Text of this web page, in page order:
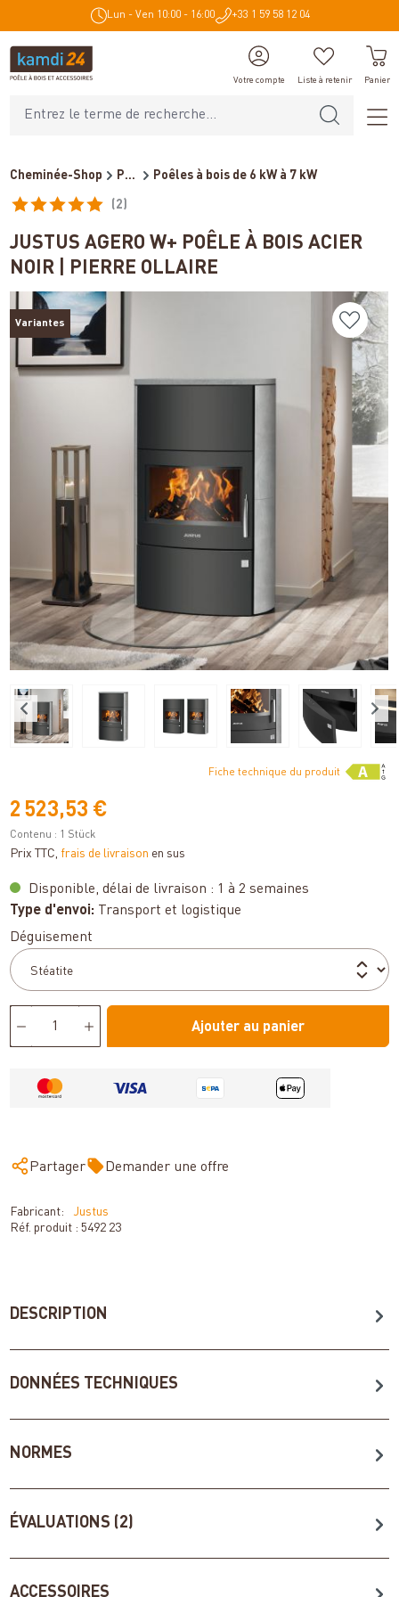
principal Lun - Ven 10:00 - 16:00 +33 1 59 58 12 04
Votre compte Liste à retenir Panier
Cheminée-Shop Poêles et cheminées Poêles à bois de 6 kW à 7 kW
(2)
JUSTUS AGERO W+ POÊLE À BOIS ACIER
NOIR | PIERRE OLLAIRE
Variantes
Fiche technique du produit
2 523,53 €
Contenu : 1 Stück
Prix TTC, frais de livraison en sus
Disponible, délai de livraison : 1 à 2 semaines
Type d'envoi: Transport et logistique
Sélectionnez
Déguisement
Ajouter au panier
Partager Demander une offre
Fabricant:
Justus
Réf. produit :5492 23
DESCRIPTION
DONNÉES TECHNIQUES
NORMES
ÉVALUATIONS (2)
ACCESSOIRES